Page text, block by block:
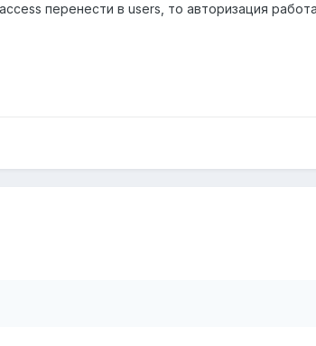
перенести в users, то авторизация